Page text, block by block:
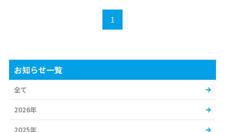
1
お知らせ一覧
全て
2026年
2025年